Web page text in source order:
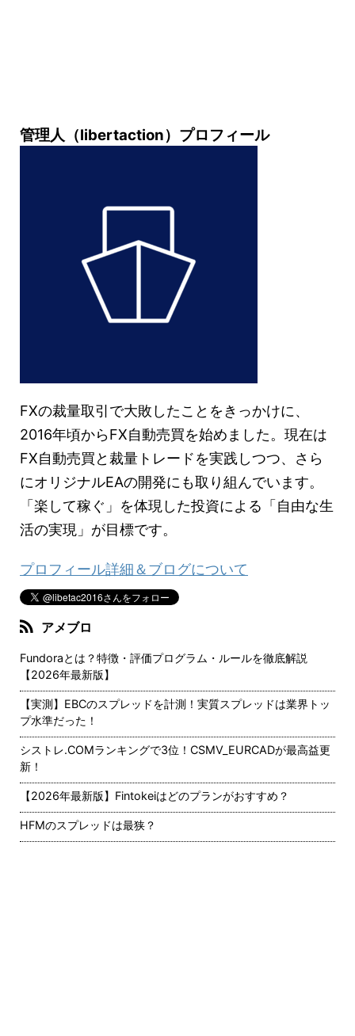
管理人（libertaction）プロフィール
FXの裁量取引で大敗したことをきっかけに、
2016年頃からFX自動売買を始めました。現在は
FX自動売買と裁量トレードを実践しつつ、さら
にオリジナルEAの開発にも取り組んでいます。
「楽して稼ぐ」を体現した投資による「自由な生
活の実現」が目標です。
プロフィール詳細＆ブログについて
アメブロ
Fundoraとは？特徴・評価プログラム・ルールを徹底解説
【2026年最新版】
【実測】EBCのスプレッドを計測！実質スプレッドは業界トッ
プ水準だった！
シストレ.COMランキングで3位！CSMV_EURCADが最高益更
新！
【2026年最新版】Fintokeiはどのプランがおすすめ？
HFMのスプレッドは最狭？